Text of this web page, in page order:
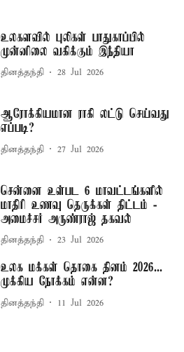
உலகளவில் புலிகள் பாதுகாப்பில்
முன்னிலை வகிக்கும் இந்தியா
தினத்தந்தி 28 Jul 2026
ஆரோக்கியமான ராகி லட்டு செய்வது
எப்படி?
தினத்தந்தி 27 Jul 2026
சென்னை உள்பட 6 மாவட்டங்களில்
மாதிரி உணவு தெருக்கள் திட்டம் -
அமைச்சர் அருண்ராஜ் தகவல்
தினத்தந்தி 23 Jul 2026
உலக மக்கள் தொகை தினம் 2026...
முக்கிய நோக்கம் என்ன?
தினத்தந்தி 11 Jul 2026